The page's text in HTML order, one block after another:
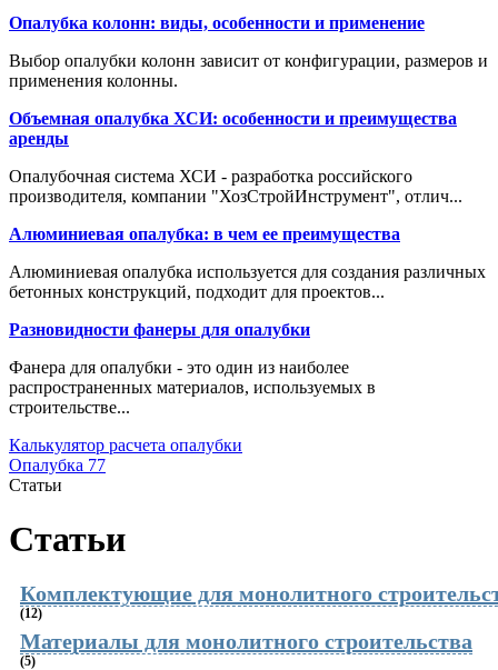
Опалубка колонн: виды, особенности и применение
Выбор опалубки колонн зависит от конфигурации, размеров и
применения колонны.
Объемная опалубка ХСИ: особенности и преимущества
аренды
Опалубочная система ХСИ - разработка российского
производителя, компании "ХозСтройИнструмент", отлич...
Алюминиевая опалубка: в чем ее преимущества
Алюминиевая опалубка используется для создания различных
бетонных конструкций, подходит для проектов...
Разновидности фанеры для опалубки
Фанера для опалубки - это один из наиболее
распространенных материалов, используемых в
строительстве...
Калькулятор расчета опалубки
Опалубка 77
Статьи
Статьи
Комплектующие для монолитного
(12)
Материалы для монолитного строительства
(5)